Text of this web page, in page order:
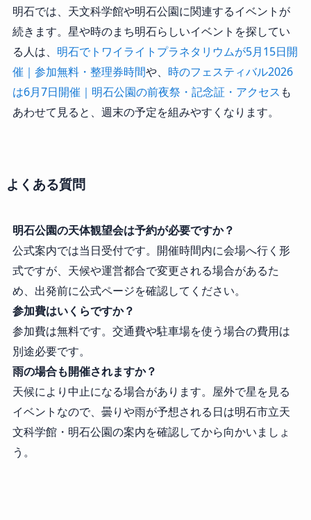
明石では、天文科学館や明石公園に関連するイベントが
続きます。星や時のまち明石らしいイベントを探してい
る人は、 明石でトワイライトプラネタリウムが5月15日開
催｜参加無料・整理券時間や、 時のフェスティバル2026
は6月7日開催｜明石公園の前夜祭・記念証・アクセス も
あわせて見ると、週末の予定を組みやすくなります。
よくある質問
明石公園の天体観望会は予約が必要ですか？
公式案内では当日受付です。開催時間内に会場へ行く形
式ですが、天候や運営都合で変更される場合があるた
め、出発前に公式ページを確認してください。
参加費はいくらですか？
参加費は無料です。交通費や駐車場を使う場合の費用は
別途必要です。
雨の場合も開催されますか？
天候により中止になる場合があります。屋外で星を見る
イベントなので、曇りや雨が予想される日は明石市立天
文科学館・明石公園の案内を確認してから向かいましょ
う。